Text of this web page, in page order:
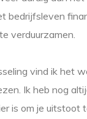
bedrijfsleven
verduurzamen.
vind ik het
Ik heb nog
is om je uitstoot